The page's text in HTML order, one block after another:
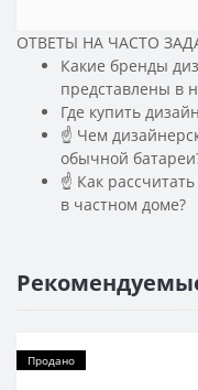
ОТВЕТЫ НА ЧАСТО
Какие бренды
представлены в
Где купить
☝ Чем
обычной
☝ Как
в частном доме?
Продано